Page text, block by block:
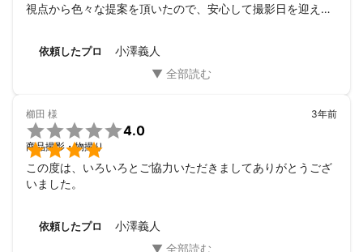
視点から色々な提案を頂いたので、安心して撮影日を迎えま
た。感性が素晴らしいです。また次回もお願いする予定で
依頼したプロ 小澤義人
櫛田 様


4.0
商品撮影・物撮り
3年前
この度は、いろいろとご協力いただきましてありがとうござ
いました。
依頼したプロ 小澤義人